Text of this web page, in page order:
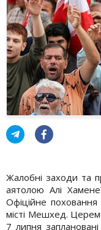
Жалобні заходи та
аятолою Алі
Офіційне
місті Мешхед.
7 липня